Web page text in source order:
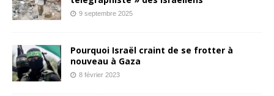
9 septembre 2025
Pourquoi Israël craint de se frotter à
nouveau à Gaza
8 février 2023